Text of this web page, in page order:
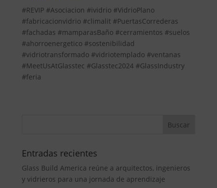
#REVIP #Asociacion #ividrio #VidrioPlano
#fabricacionvidrio #climalit #PuertasCorrederas
#fachadas #mamparasBaño #cerramientos #suelos
#ahorroenergetico #sostenibilidad
#vidriotransformado #vidriotemplado #ventanas
#MeetUsAtGlasstec #Glasstec2024 #GlassIndustry
#feria
Entradas recientes
Glass Build America reúne a arquitectos, ingenieros
y vidrieros para una jornada de aprendizaje